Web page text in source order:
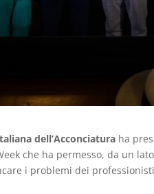
dell’Acconciatura ha
che ha permesso, da un
i problemi dei